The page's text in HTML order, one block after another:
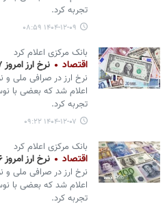
تجربه کرد.
۱۴۰۴-۱۲-۰۹ ۰۸:۵۹
بانک مرکزی اعلام کرد
اقتصاد نرخ ارز امروز ۷ اسفند ۱۴۰۴ + قیمت یورو
اعلام شد که بعضی با
تجربه کرد.
۱۴۰۴-۱۲-۰۷ ۰۹:۲۲
بانک مرکزی اعلام کرد
اقتصاد نرخ ارز امروز ۶ اسفند ۱۴۰۴ + قیمت یورو
اعلام شد که بعضی با
تجربه کرد.